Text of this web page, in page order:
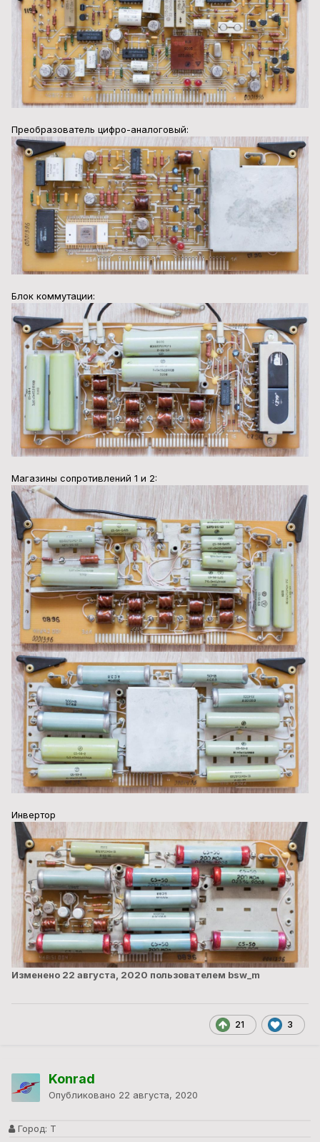
Преобразователь цифро-аналоговый:
Блок коммутации:
Магазины сопротивлений 1 и 2:
Инвертор
Изменено 22 августа, 2020 пользователем bsw_m
21 3
Konrad
Опубликовано 22 августа, 2020
Город: Т